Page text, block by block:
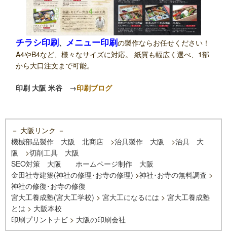
チラシ印刷、 メニュー印刷の製作ならお任せください！
A4やB4など、様々なサイズに対応。 紙質も幅広く選べ、1部
から大口注文まで可能。
印刷 大阪 米谷 →印刷ブログ
－ 大阪リンク －
機械部品製作 大阪 北商店 >治具製作 大阪 >治具 大
阪 >切削工具 大阪
SEO対策 大阪
ホームページ制作 大阪
金田社寺建築(神社の修理･お寺の修理) >神社･お寺の無料調査 >
神社の修復･お寺の修復
宮大工養成塾(宮大工学校) > 宮大工になるには > 宮大工養成塾
とは > 大阪本校
印刷プリントナビ > 大阪の印刷会社